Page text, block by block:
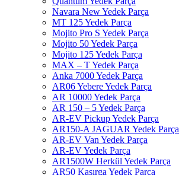
Navara New Yedek Parça
MT 125 Yedek Parça
Mojito Pro S Yedek Parça
Mojito 50 Yedek Parça
Mojito 125 Yedek Parça
MAX – T Yedek Parça
Anka 7000 Yedek Parça
AR06 Yebere Yedek Parça
AR 10000 Yedek Parça
AR 150 – 5 Yedek Parça
AR-EV Pickup Yedek Parça
AR150-A JAGUAR Yedek Parça
AR-EV Van Yedek Parça
AR-EV Yedek Parça
AR1500W Herkül Yedek Parça
AR50 Kasırga Yedek Parça